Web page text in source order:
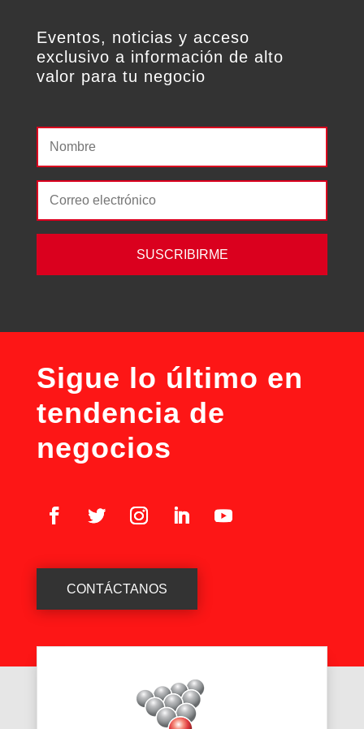
Eventos, noticias y acceso
exclusivo a información de alto
valor para tu negocio
SUSCRIBIRME
Sigue lo último en
tendencia de
negocios
CONTÁCTANOS